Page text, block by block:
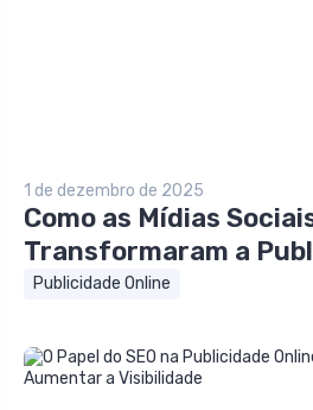
1 de dezembro de 2025
Como as Mídias
Transformaram a
Publicidade Online